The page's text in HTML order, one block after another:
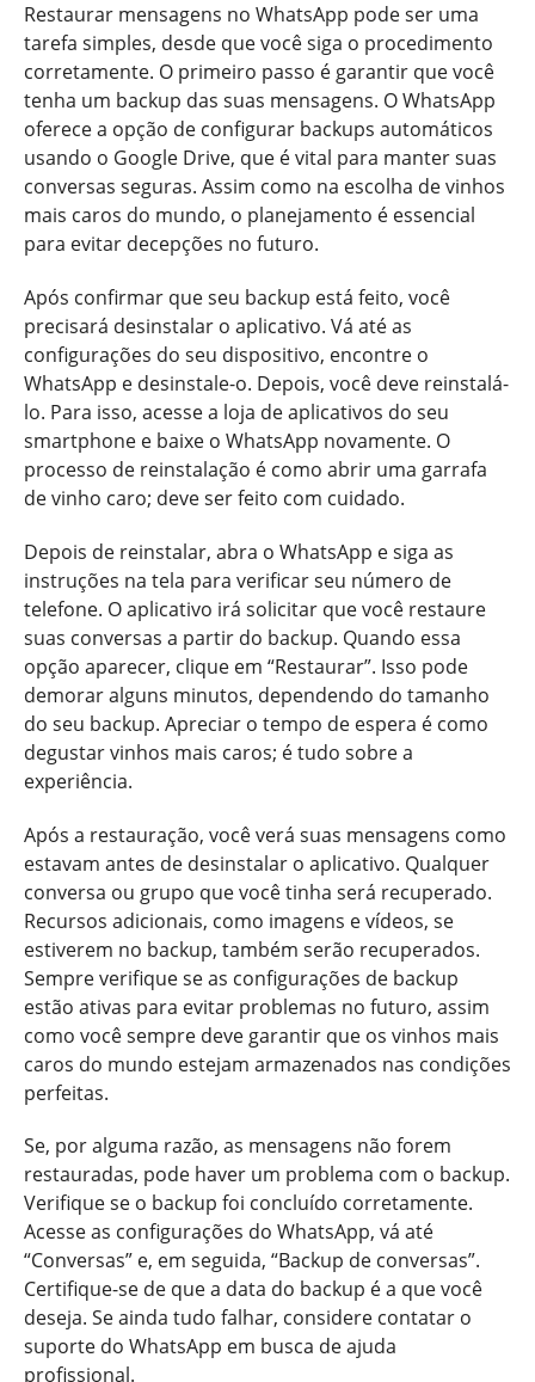
Restaurar mensagens no WhatsApp pode ser uma
tarefa simples, desde que você siga o procedimento
corretamente. O primeiro passo é garantir que você
tenha um backup das suas mensagens. O WhatsApp
oferece a opção de configurar backups automáticos
usando o Google Drive, que é vital para manter suas
conversas seguras. Assim como na escolha de vinhos
mais caros do mundo, o planejamento é essencial
para evitar decepções no futuro.
Após confirmar que seu backup está feito, você
precisará desinstalar o aplicativo. Vá até as
configurações do seu dispositivo, encontre o
WhatsApp e desinstale-o. Depois, você deve reinstalá-
lo. Para isso, acesse a loja de aplicativos do seu
smartphone e baixe o WhatsApp novamente. O
processo de reinstalação é como abrir uma garrafa
de vinho caro; deve ser feito com cuidado.
Depois de reinstalar, abra o WhatsApp e siga as
instruções na tela para verificar seu número de
telefone. O aplicativo irá solicitar que você restaure
suas conversas a partir do backup. Quando essa
opção aparecer, clique em “Restaurar”. Isso pode
demorar alguns minutos, dependendo do tamanho
do seu backup. Apreciar o tempo de espera é como
degustar vinhos mais caros; é tudo sobre a
experiência.
Após a restauração, você verá suas mensagens como
estavam antes de desinstalar o aplicativo. Qualquer
conversa ou grupo que você tinha será recuperado.
Recursos adicionais, como imagens e vídeos, se
estiverem no backup, também serão recuperados.
Sempre verifique se as configurações de backup
estão ativas para evitar problemas no futuro, assim
como você sempre deve garantir que os vinhos mais
caros do mundo estejam armazenados nas condições
perfeitas.
Se, por alguma razão, as mensagens não forem
restauradas, pode haver um problema com o backup.
Verifique se o backup foi concluído corretamente.
Acesse as configurações do WhatsApp, vá até
“Conversas” e, em seguida, “Backup de conversas”.
Certifique-se de que a data do backup é a que você
deseja. Se ainda tudo falhar, considere contatar o
suporte do WhatsApp em busca de ajuda
profissional.